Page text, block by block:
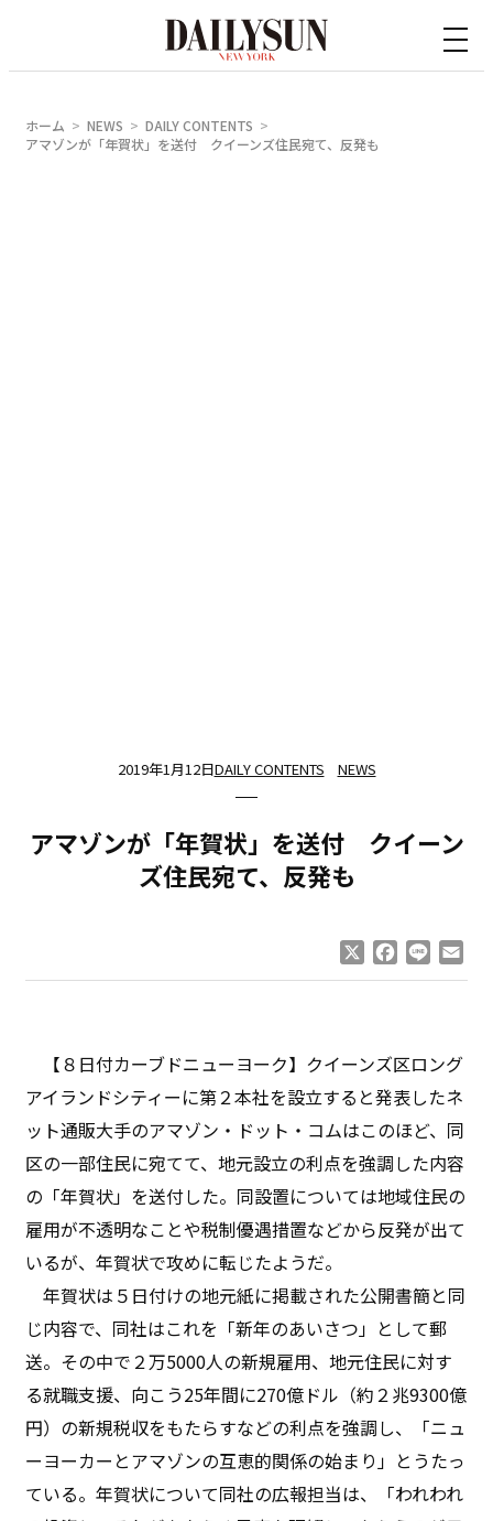
ホーム NEWS
DAILY CONTENTS
アマゾンが「年賀状」を送付 クイーンズ住民宛て、反発も
2019年1月12日DAILY CONTENTS NEWS
アマゾンが「年賀状」を送付 クイーン
ズ住民宛て、反発も
Facebook
Line
【８日付カーブドニューヨーク】クイーンズ区ロング
アイランドシティーに第２本社を設立すると発表したネ
ット通販大手のアマゾン・ドット・コムはこのほど、同
区の一部住民に宛てて、地元設立の利点を強調した内容
の「年賀状」を送付した。同設置については地域住民の
雇用が不透明なことや税制優遇措置などから反発が出て
いるが、年賀状で攻めに転じたようだ。
年賀状は５日付けの地元紙に掲載された公開書簡と同
じ内容で、同社はこれを「新年のあいさつ」として郵
送。その中で２万5000人の新規雇用、地元住民に対す
る就職支援、向こう25年間に270億ドル（約２兆9300億
円）の新規税収をもたらすなどの利点を強調し、「ニュ
ーヨーカーとアマゾンの互恵的関係の始まり」とうたっ
ている。年賀状について同社の広報担当は、「われわれ